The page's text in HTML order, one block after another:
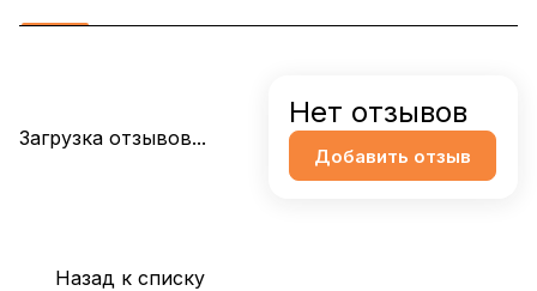
Загрузка отзывов...
Нет отзывов
Добавить отзыв
Назад к списку